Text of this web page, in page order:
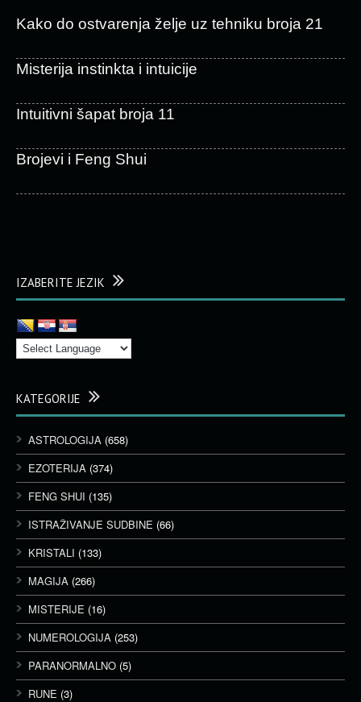
Kako do ostvarenja želje uz tehniku broja 21
Misterija instinkta i intuicije
Intuitivni šapat broja 11
Brojevi i Feng Shui
IZABERITE JEZIK
KATEGORIJE
ASTROLOGIJA (658)
EZOTERIJA (374)
FENG SHUI (135)
ISTRAŽIVANJE SUDBINE (66)
KRISTALI (133)
MAGIJA (266)
MISTERIJE (16)
NUMEROLOGIJA (253)
PARANORMALNO (5)
RUNE (3)